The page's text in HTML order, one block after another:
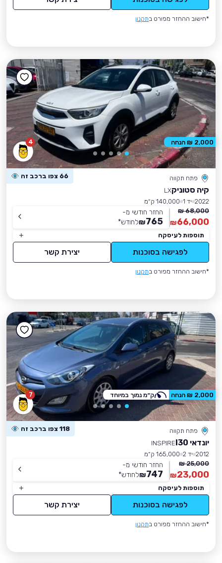
*חישוב ההחזר מפורט בתקנון
4
פתח תקווה 66 צפו ברכב זה
קיה סטוניקLX
2022 יד 1
140,000 ק״מ
68,000 ₪
66,000
₪
החזר חודשי מ-
765
₪לחודש*
תוספות לעיסקה
לפגישה בסוכנות יצירת קשר
*חישוב ההחזר מפורט בתקנון
2,000 ₪ הנחה
7
פתח תקווה 118 צפו ברכב זה
יונדאי I30
INSPIRE
2012 יד 2
165,000 ק״מ
25,000 ₪
23,000
₪
החזר חודשי מ-
747
₪לחודש*
תוספות לעיסקה
לפגישה בסוכנות יצירת קשר
*חישוב ההחזר מפורט בתקנון
2,000 ₪ הנחה ק״מ נמוך במיוחד